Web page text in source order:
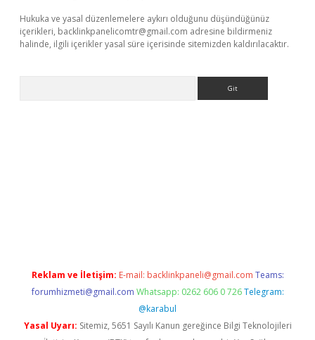
Hukuka ve yasal düzenlemelere aykırı olduğunu düşündüğünüz
içerikleri, backlinkpanelicomtr@gmail.com adresine bildirmeniz
halinde, ilgili içerikler yasal süre içerisinde sitemizden kaldırılacaktır.
Reklam ve İletişim: E-mail: backlinkpaneli@gmail.com Teams:
forumhizmeti@gmail.com Whatsapp: 0262 606 0 726 Telegram:
@karabul
Yasal Uyarı: Sitemiz, 5651 Sayılı Kanun gereğince Bilgi Teknolojileri